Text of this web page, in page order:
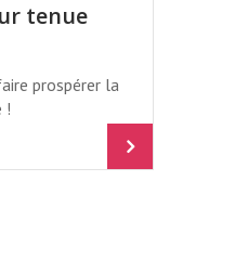
tenue
prospérer la
!